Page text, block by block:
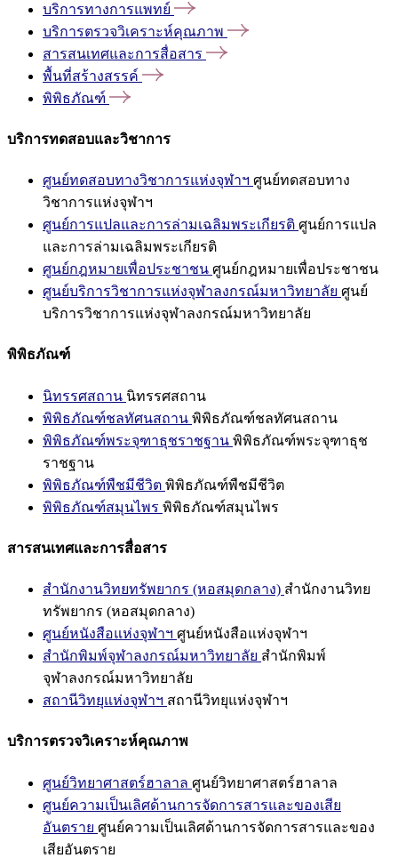
บริการทางการแพทย์
บริการตรวจวิเคราะห์คุณภาพ
สารสนเทศและการสื่อสาร
พื้นที่สร้างสรรค์
พิพิธภัณฑ์
บริการทดสอบและวิชาการ
ศูนย์ทดสอบทางวิชาการแห่งจุฬาฯ ศูนย์ทดสอบทาง
วิชาการแห่งจุฬาฯ
ศูนย์การแปลและการล่ามเฉลิมพระเกียรติ ศูนย์การแปล
และการล่ามเฉลิมพระเกียรติ
ศูนย์กฎหมายเพื่อประชาชน ศูนย์กฎหมายเพื่อประชาชน
ศูนย์บริการวิชาการแห่งจุฬาลงกรณ์มหาวิทยาลัย ศูนย์
บริการวิชาการแห่งจุฬาลงกรณ์มหาวิทยาลัย
พิพิธภัณฑ์
นิทรรศสถาน นิทรรศสถาน
พิพิธภัณฑ์ชลทัศนสถาน พิพิธภัณฑ์ชลทัศนสถาน
พิพิธภัณฑ์พระจุฑาธุชราชฐาน พิพิธภัณฑ์พระจุฑาธุช
ราชฐาน
พิพิธภัณฑ์พืชมีชีวิต พิพิธภัณฑ์พืชมีชีวิต
พิพิธภัณฑ์สมุนไพร พิพิธภัณฑ์สมุนไพร
สารสนเทศและการสื่อสาร
สำนักงานวิทยทรัพยากร (หอสมุดกลาง) สำนักงานวิทย
ทรัพยากร (หอสมุดกลาง)
ศูนย์หนังสือแห่งจุฬาฯ ศูนย์หนังสือแห่งจุฬาฯ
สำนักพิมพ์จุฬาลงกรณ์มหาวิทยาลัย สำนักพิมพ์
จุฬาลงกรณ์มหาวิทยาลัย
สถานีวิทยุแห่งจุฬาฯ สถานีวิทยุแห่งจุฬาฯ
บริการตรวจวิเคราะห์คุณภาพ
ศูนย์วิทยาศาสตร์ฮาลาล ศูนย์วิทยาศาสตร์ฮาลาล
ศูนย์ความเป็นเลิศด้านการจัดการสารและของเสีย
อันตราย ศูนย์ความเป็นเลิศด้านการจัดการสารและของ
เสียอันตราย